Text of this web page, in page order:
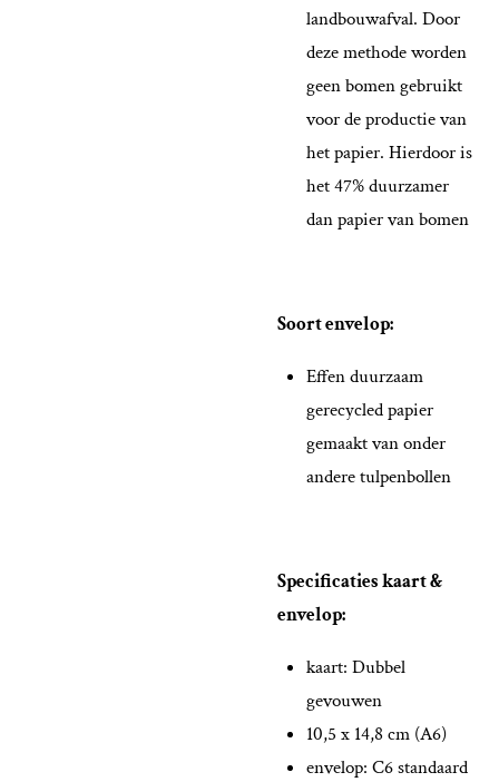
landbouwafval. Door
deze methode worden
geen bomen gebruikt
voor de productie van
het papier. Hierdoor is
het 47% duurzamer
dan papier van bomen
Soort envelop:
Effen duurzaam
gerecycled papier
gemaakt van onder
andere tulpenbollen
Specificaties kaart &
envelop:
kaart: Dubbel
gevouwen
10,5 x 14,8 cm (A6)
envelop: C6 standaard